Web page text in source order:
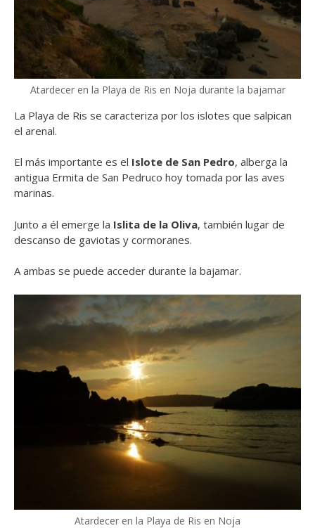
Atardecer en la Playa de Ris en Noja durante la bajamar
La Playa de Ris se caracteriza por los islotes que salpican
el arenal.
El más importante es el Islote de San Pedro, alberga la
antigua Ermita de San Pedruco hoy tomada por las aves
marinas.
Junto a él emerge la Islita de la Oliva, también lugar de
descanso de gaviotas y cormoranes.
A ambas se puede acceder durante la bajamar.
Atardecer en la Playa de Ris en Noja